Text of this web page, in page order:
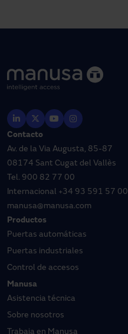
Contacto
Av. de la Via Augusta, 85-87
08174 Sant Cugat del Vallès
Tel. 900 82 77 00
Internacional +34 93 591 57 00
manusa@manusa.com
Productos
Puertas automáticas
Puertas industriales
Control de accesos
Manusa
Asistencia técnica
Sobre nosotros
Trabaja en Manusa